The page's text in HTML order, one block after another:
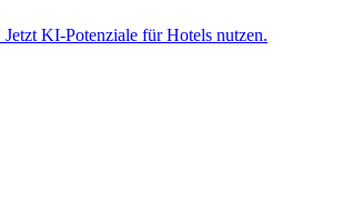
KI-Potenziale für Hotels nutzen.